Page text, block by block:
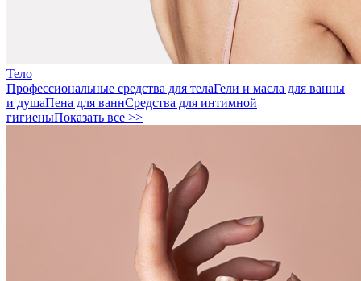
Тело
Профессиональные средства для телаГели и масла для ванны
и душаПена для ваннСредства для интимной
гигиеныПоказать все >>